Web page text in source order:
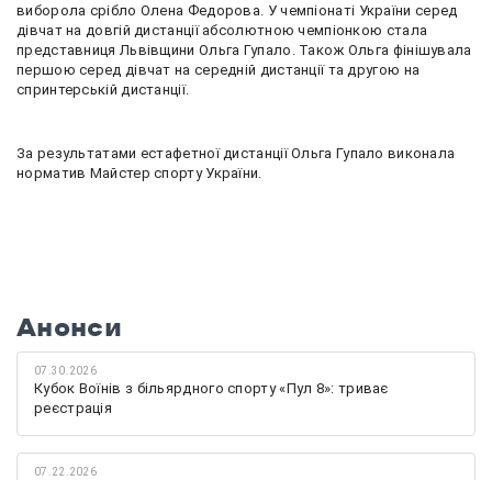
виборола срібло Олена Федорова. У чемпіонаті України серед
дівчат на довгій дистанції абсолютною чемпіонкою стала
представниця Львівщини Ольга Гупало. Також Ольга фінішувала
першою серед дівчат на середній дистанції та другою на
спринтерській дистанції.
За результатами естафетної дистанції Ольга Гупало виконала
норматив Майстер спорту України.
Анонси
07.30.2026
Кубок Воїнів з більярдного спорту «Пул 8»: триває
реєстрація
07.22.2026